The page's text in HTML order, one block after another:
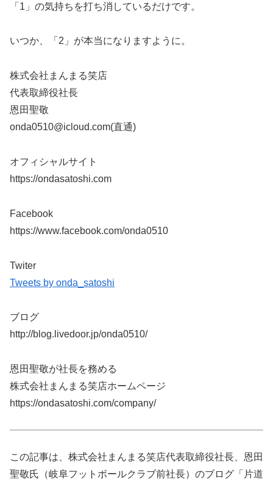
「1」の気持ちを打ち消しているだけです。
いつか、「2」が本当になりますように。
株式会社まんまる笑店
代表取締役社長
恩田聖敬
onda0510@icloud.com(直通)
オフィシャルサイト
https://ondasatoshi.com
Facebook
https://www.facebook.com/onda0510
Twiter
Tweets by onda_satoshi
ブログ
http://blog.livedoor.jp/onda0510/
恩田聖敬が社長を務める
株式会社まんまる笑店ホームページ
https://ondasatoshi.com/company/
この記事は、株式会社まんまる笑店代表取締役社長、恩田
聖敬氏（岐阜フットボールクラブ前社長）のブログ「片道